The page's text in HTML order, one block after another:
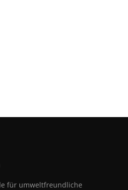
für umweltfreundliche